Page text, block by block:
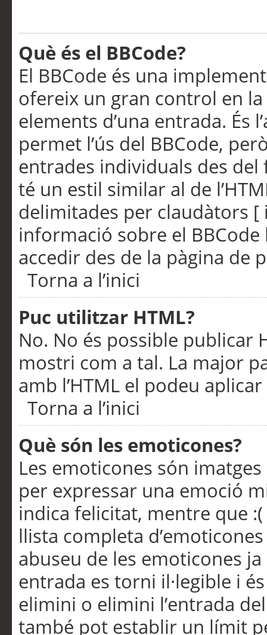
Què és el BBCode?
El BBCode és una
ofereix un gran control en
elements d’una entrada. És
permet l’ús del BBCode,
entrades individuals des
té un estil similar al de
delimitades per claudàtors [
informació sobre el
accedir des de la pàgina de
Torna a l’inici
Puc utilitzar HTML?
No. No és possible publicar
mostri com a tal. La major
amb l’HTML el podeu
Torna a l’inici
Què són les emoticones?
Les emoticones són
per expressar una emoció
indica felicitat, mentre que
llista completa
abuseu de les emoticones
entrada es torni il·legible i
elimini o elimini l’entrada
també pot establir un límit